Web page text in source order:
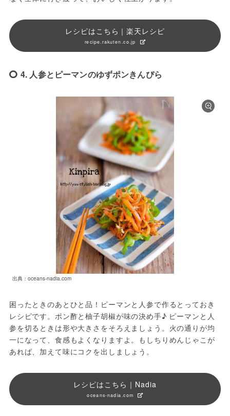
レシピはこちら｜楽天レシピ
recipe.rakuten.co.jp
4. 人参とピーマンのゆずポンきんぴら
出典：oceans-nadia.com
困ったときのあとひと品！ピーマンと人参で作るとっておき
レシピです。ポン酢と柚子胡椒が味の決め手♪ ピーマンと人
参を切るときは形や大きさをそろえましょう。火の通りが均
一になって、食感もよくなりますよ。もしちりめんじゃこが
あれば、加えて味にコクを出しましょう。
レシピはこちら｜Nadia
oceans-nadia.com